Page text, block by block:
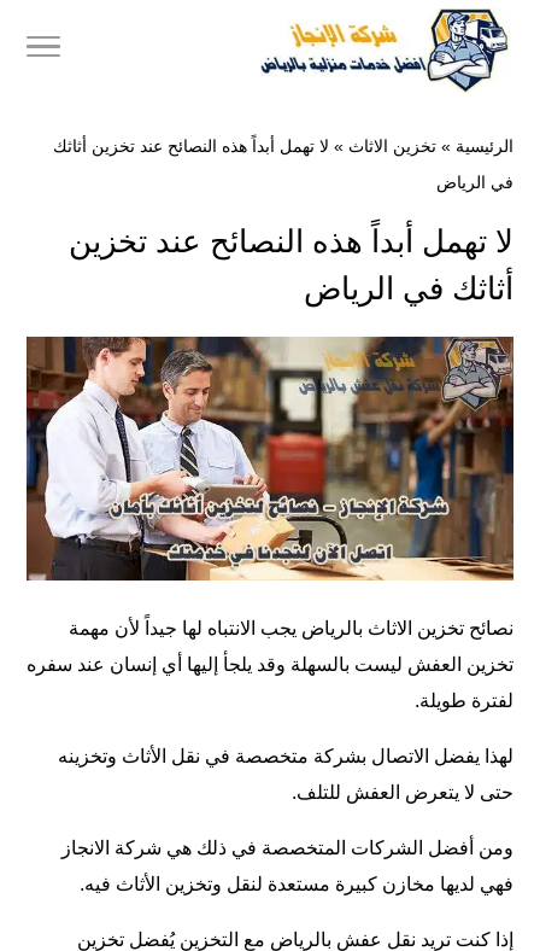
الرئيسية » تخزين الاثاث » لا تهمل أبداً هذه النصائح عند تخزين أثاثك
في الرياض
لا تهمل أبداً هذه النصائح عند تخزين
أثاثك في الرياض
نصائح تخزين الاثاث بالرياض يجب الانتباه لها جيداً لأن مهمة
تخزين العفش ليست بالسهلة وقد يلجأ إليها أي إنسان عند سفره
لفترة طويلة.
لهذا يفضل الاتصال بشركة متخصصة في نقل الأثاث وتخزينه
حتى لا يتعرض العفش للتلف.
ومن أفضل الشركات المتخصصة في ذلك هي شركة الانجاز
فهي لديها مخازن كبيرة مستعدة لنقل وتخزين الأثاث فيه.
إذا كنت تريد نقل عفش بالرياض مع التخزين يُفضل تخزين